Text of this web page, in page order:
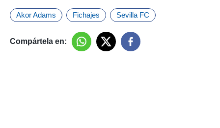
Akor Adams Fichajes Sevilla FC
Compártela en: